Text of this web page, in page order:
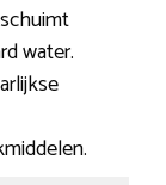
water.